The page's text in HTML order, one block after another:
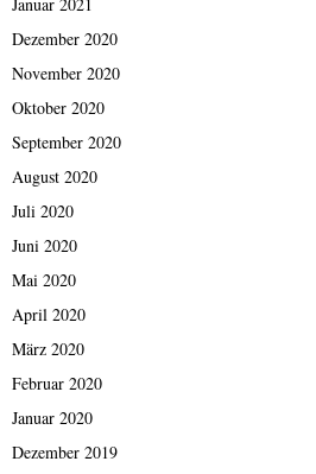
Dezember 2020
November 2020
Oktober 2020
September 2020
August 2020
Juli 2020
Juni 2020
Mai 2020
April 2020
März 2020
Februar 2020
Januar 2020
Dezember 2019